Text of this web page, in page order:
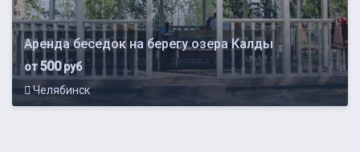
Аренда беседок на берегу озера Калды
от500руб
Челябинск